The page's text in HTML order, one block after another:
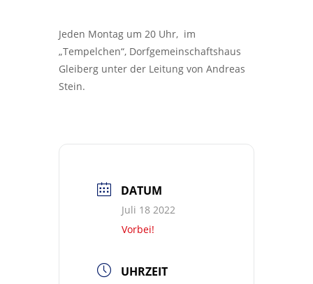
Jeden Montag um 20 Uhr, im
„Tempelchen“, Dorfgemeinschaftshaus
Gleiberg unter der Leitung von Andreas
Stein.
DATUM
Juli 18 2022
Vorbei!
UHRZEIT